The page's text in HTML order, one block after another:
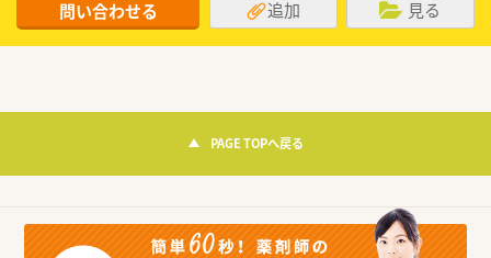
問い合わせる 追加 見る
PAGE TOPへ戻る